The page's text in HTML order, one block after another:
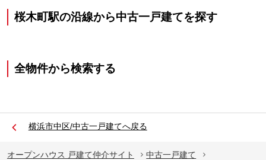
桜木町駅の沿線から中古一戸建てを探す
全物件から検索する
横浜市中区/中古一戸建てへ戻る
オープンハウス 戸建て仲介サイト
中古一戸建て